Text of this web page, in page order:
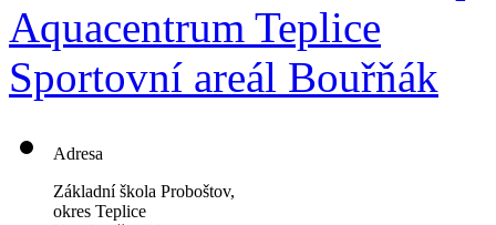
Aquacentrum Teplice
Sportovní areál Bouřňák
Adresa
Základní škola Proboštov,
okres Teplice